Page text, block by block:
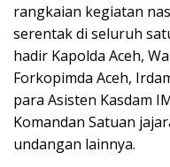
rangkaian kegiatan
serentak di seluruh
hadir Kapolda Aceh,
Forkopimda Aceh,
para Asisten Kasdam
Komandan Satuan
undangan lainnya.